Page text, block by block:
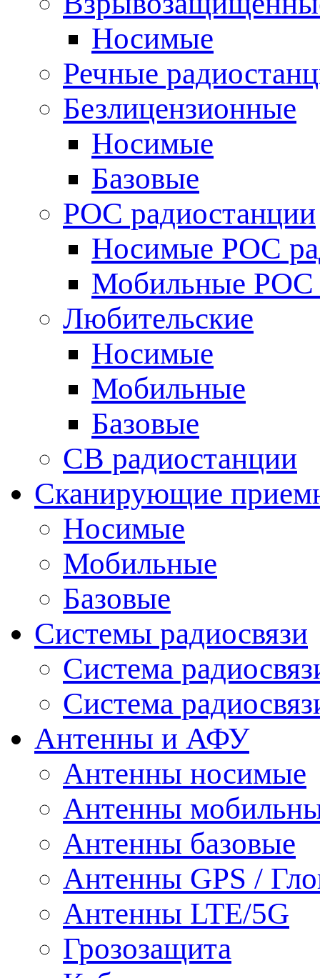
Носимые
Речные
Безлицензионные
Носимые
Базовые
POC радиостанции
Носимые POC
Мобильные POC
Любительские
Носимые
Мобильные
Базовые
CB радиостанции
Сканирующие
Носимые
Мобильные
Базовые
Системы радиосвязи
Система
Система
Антенны и АФУ
Антенны носимые
Антенны
Антенны базовые
Антенны GPS /
Антенны LTE/5G
Грозозащита